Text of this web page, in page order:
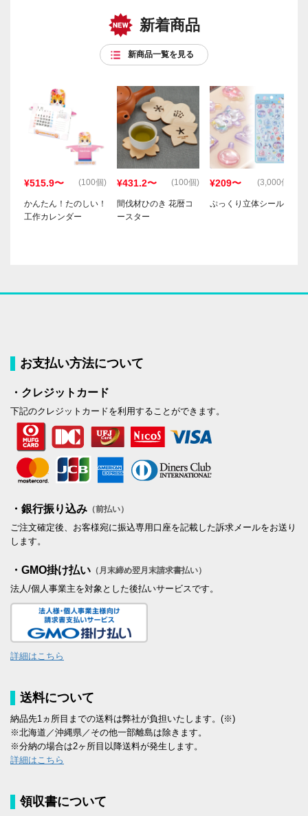
新着商品
新商品一覧を見る
¥515.9〜 (100個)
かんたん！たのしい！
工作カレンダー
¥431.2〜 (100個)
間伐材ひのき 花暦コ
ースター
¥209〜 (3,000個)
ぷっくり立体シール
お支払い方法について
・クレジットカード
下記のクレジットカードを利用することができます。
・銀行振り込み （前払い）
ご注文確定後、お客様宛に振込専用口座を記載した訴求メールをお送り
します。
・GMO掛け払い （月末締め翌月末請求書払い）
法人/個人事業主を対象とした後払いサービスです。
詳細はこちら
送料について
納品先1ヵ所目までの送料は弊社が負担いたします。(※)
※北海道／沖縄県／その他一部離島は除きます。
※分納の場合は2ヶ所目以降送料が発生します。
詳細はこちら
領収書について